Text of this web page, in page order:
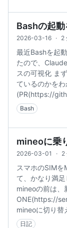
Bashの起
2026-03-16 · 2
最近Bashを起
たので、
スの可視化 ま
ているのかを
(PR(https://
Bash
mineoに乗
2026-03-01 · 2
スマホのSIMを
て、かなり満
mineoの前は、
ONE(https://
mineoに切り替
日記